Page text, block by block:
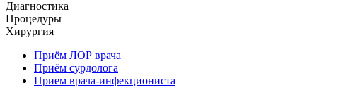
Диагностика
Процедуры
Хирургия
Приём ЛОР врача
Приём сурдолога
Прием врача-инфекциониста